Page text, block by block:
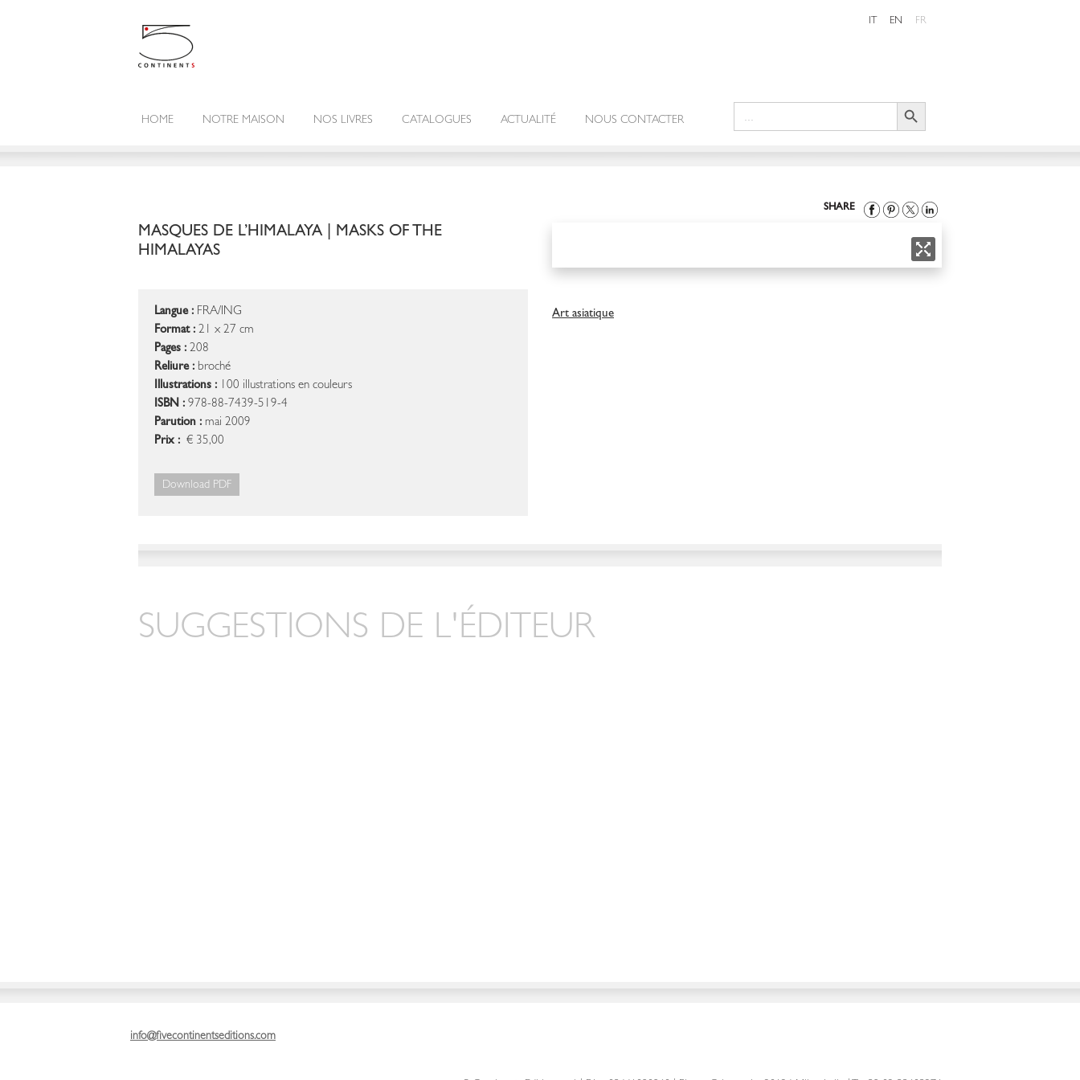
IT EN FR
HOME NOTRE MAISON NOS LIVRES CATALOGUES ACTUALITÉ NOUS CONTACTER
Search Button
SHARE
MASQUES DE L’HIMALAYA | MASKS OF THE
HIMALAYAS
Langue : FRA/ING
Format : 21 x 27 cm
Pages : 208
Reliure : broché
Illustrations : 100 illustrations en couleurs
ISBN : 978-88-7439-519-4
Parution : mai 2009
Prix : € 35,00
Download PDF
Art asiatique
SUGGESTIONS DE L'ÉDITEUR
info@fivecontinentseditions.com